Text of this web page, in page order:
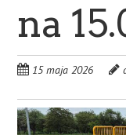
na
15 maja 2026